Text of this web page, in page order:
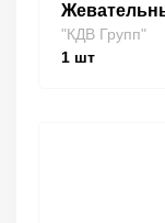
"КДВ Групп"
1 шт